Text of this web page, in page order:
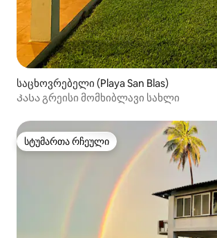
საცხოვრებელი (Playa San Blas)
Კასა გრეისი მომხიბლავი სახლი
სტუმართა რჩეული
სტუმართა რჩეული